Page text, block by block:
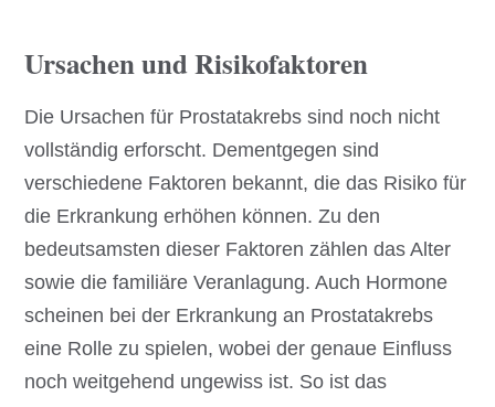
Ursachen und Risikofaktoren
Die Ursachen für Prostatakrebs sind noch nicht
vollständig erforscht. Dementgegen sind
verschiedene Faktoren bekannt, die das Risiko für
die Erkrankung erhöhen können. Zu den
bedeutsamsten dieser Faktoren zählen das Alter
sowie die familiäre Veranlagung. Auch Hormone
scheinen bei der Erkrankung an Prostatakrebs
eine Rolle zu spielen, wobei der genaue Einfluss
noch weitgehend ungewiss ist. So ist das